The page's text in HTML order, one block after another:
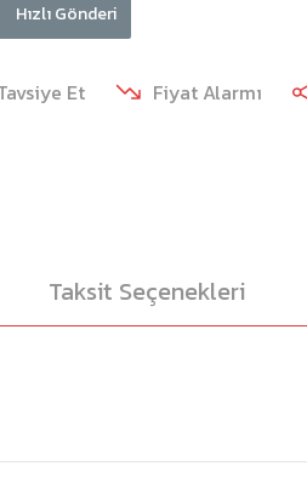
Hızlı Gönderi
Et Fiyat Alarmı
Taksit Seçenekleri